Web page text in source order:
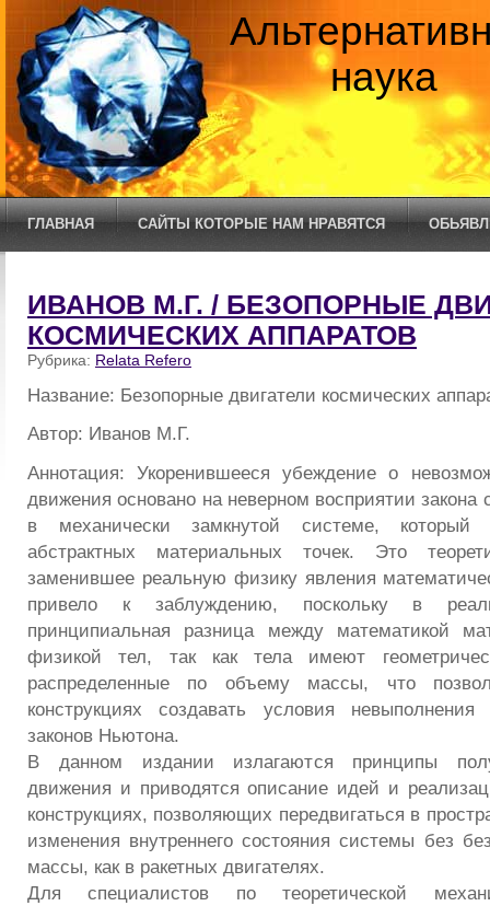
наука
ГЛАВНАЯ САЙТЫ КОТОРЫЕ НАМ НРАВЯТСЯ
ИВАНОВ М.Г. / БЕЗОПОРНЫЕ
КОСМИЧЕСКИХ АППАРАТОВ
Рубрика: Relata Refero
Название: Безопорные двигатели космических
Автор: Иванов М.Г.
Аннотация: Укоренившееся убеждение о
движения основано на неверном восприятии закона
в механически замкнутой системе,
абстрактных материальных точек. Это
заменившее реальную физику явления
привело к заблуждению, поскольку в
принципиальная разница между математикой
физикой тел, так как тела имеют
распределенные по объему массы, что
конструкциях создавать условия невыполнения
законов Ньютона.
В данном издании излагаются принципы
движения и приводятся описание идей и
конструкциях, позволяющих передвигаться в
изменения внутреннего состояния системы без
массы, как в ракетных двигателях.
Для специалистов по теоретической